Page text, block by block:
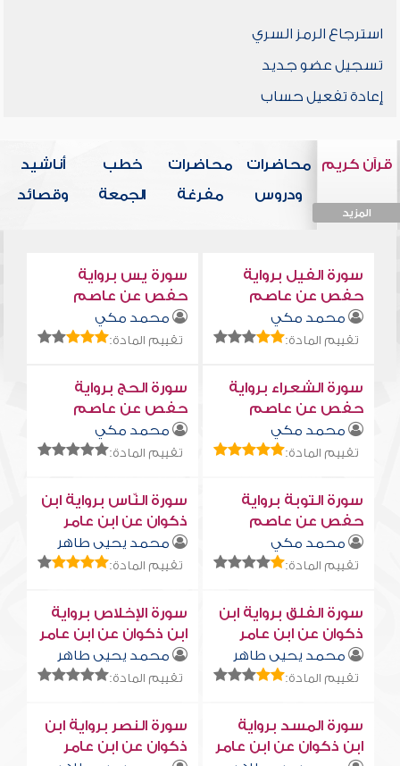
استرجاع الرمز السري
تسجيل عضو جديد
إعادة تفعيل حساب
قرآن كريم
المزيد
محاضرات
ودروس
محاضرات
مفرغة
خطب
الجمعة
أناشيد
وقصائد
سورة الفيل برواية
حفص عن عاصم
محمد مكي
تقييم المادة:
سورة يس برواية
حفص عن عاصم
محمد مكي
تقييم المادة:
سورة الشعراء برواية
حفص عن عاصم
محمد مكي
تقييم المادة:
سورة الحج برواية
حفص عن عاصم
محمد مكي
تقييم المادة:
سورة التوبة برواية
حفص عن عاصم
محمد مكي
تقييم المادة:
سورة النّاس برواية ابن
ذكوان عن ابن عامر
محمد يحيى طاهر
تقييم المادة:
سورة الفلق برواية ابن
ذكوان عن ابن عامر
محمد يحيى طاهر
تقييم المادة:
سورة الإخلاص برواية
ابن ذكوان عن ابن عامر
محمد يحيى طاهر
تقييم المادة:
سورة المسد برواية
ابن ذكوان عن ابن عامر
سورة النصر برواية ابن
ذكوان عن ابن عامر